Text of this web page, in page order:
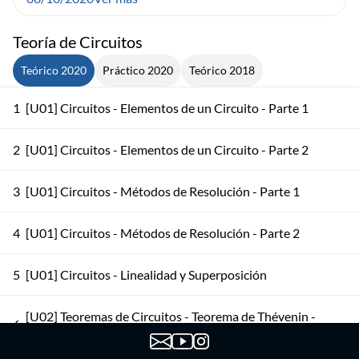
Teoría de Circuitos
Teórico 2020 Práctico 2020 Teórico 2018
1 [U01] Circuitos - Elementos de un Circuito - Parte 1
2 [U01] Circuitos - Elementos de un Circuito - Parte 2
3 [U01] Circuitos - Métodos de Resolución - Parte 1
4 [U01] Circuitos - Métodos de Resolución - Parte 2
5 [U01] Circuitos - Linealidad y Superposición
6 [U02] Teoremas de Circuitos - Teorema de Thévenin -